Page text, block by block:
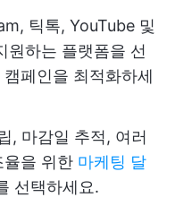
틱톡, YouTube 및
원하는 플랫폼을 선
페인을 최적화하세
, 마감일 추적, 여러
율을 위한 마케팅 달
선택하세요.